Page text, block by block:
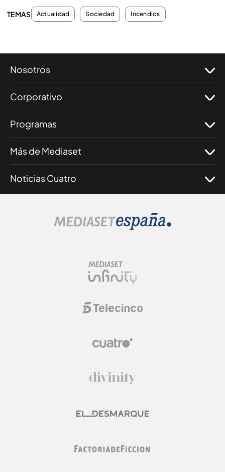
TEMAS Actualidad Sociedad Incendios
Nosotros
Corporativo
Programas
Más de Mediaset
Noticias Cuatro